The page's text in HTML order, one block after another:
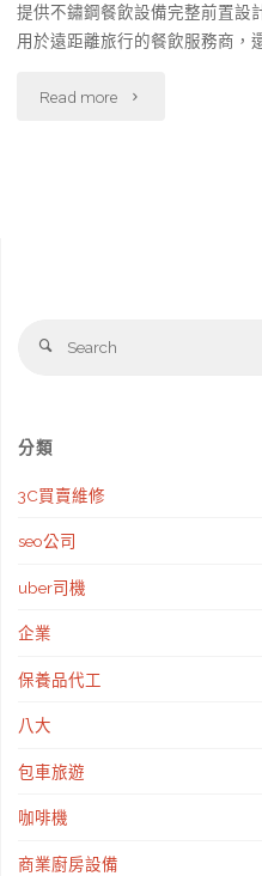
提供不鏽鋼餐飲設備完整前置設
用於遠距離旅行的餐飲服務商，
Read more "不
Search
分類
3C買賣維修
seo公司
uber司機
企業
保養品代工
八大
包車旅遊
咖啡機
商業廚房設備